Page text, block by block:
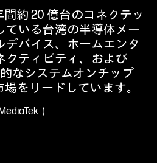
間約 20 億台のコネクテッ
ている台湾の半導体メー
デバイス、ホームエンタ
クティビティ、および
なシステムオンチップ
をリードしています。
）